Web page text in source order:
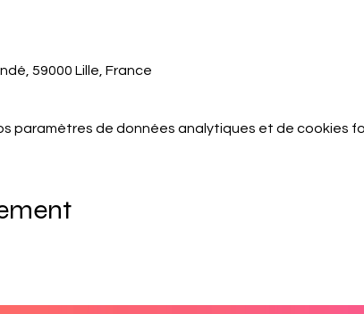
59000 Lille, France
paramètres de données analytiques et de cookies